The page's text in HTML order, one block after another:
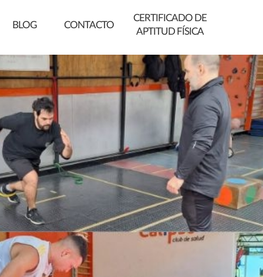
BLOG CONTACTO
CERTIFICADO DE
APTITUD FÍSICA